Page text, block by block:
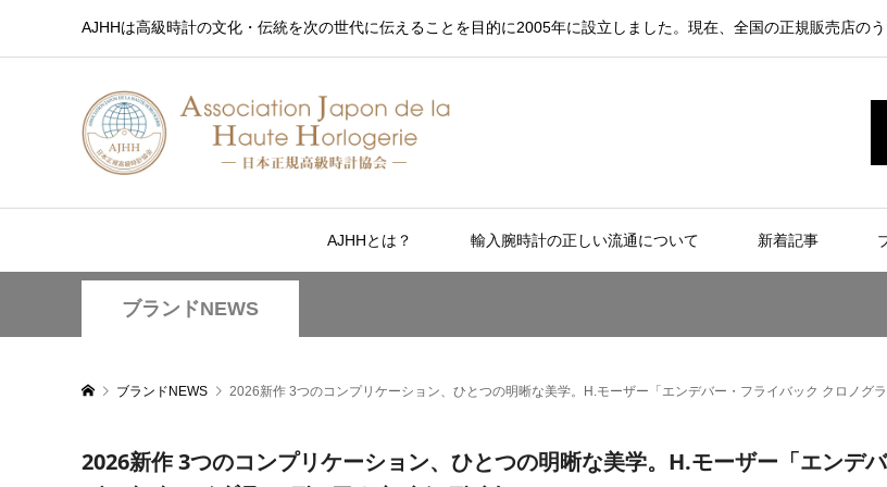
AJHHは高級時計の文化・伝統を次の世代に伝えることを目的に2005年に設立しました。現在、全国の正規販売店のう
AJHHとは？ 輸入腕時計の正しい流通について 新着記事
ブランドNEWS
ブランドNEWS 2026新作 3つのコンプリケーション、ひとつの明晰な美学。H.モーザー「エンデバー・フライバック クロノグラ
2026新作 3つのコンプリケーション、ひとつの明晰な美学。H.モーザー「エンデ